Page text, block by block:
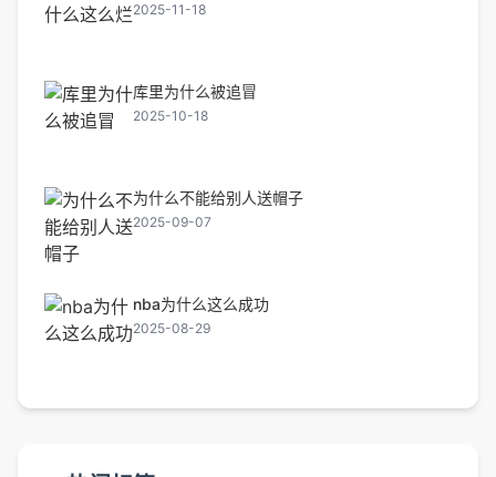
2025-11-18
库里为什么被追冒
2025-10-18
为什么不能给别人送帽子
2025-09-07
nba为什么这么成功
2025-08-29